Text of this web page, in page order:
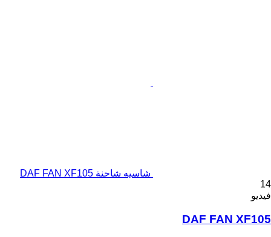
شاسيه شاحنة DAF FAN XF105
14
فيديو
DAF FAN XF105